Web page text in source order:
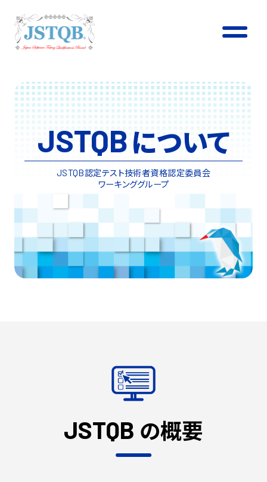
JSTQBについて
JSTQB認定テスト技術者資格認定委員会
ワーキンググループ
JSTQB の概要